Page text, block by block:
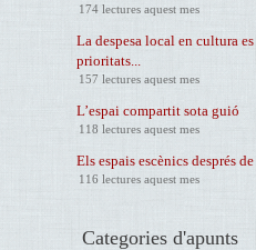
174 lectures aquest mes
La despesa local en cultura
prioritats...
157 lectures aquest mes
L’espai compartit sota guió
118 lectures aquest mes
Els espais escènics després
116 lectures aquest mes
Categories d'apunts